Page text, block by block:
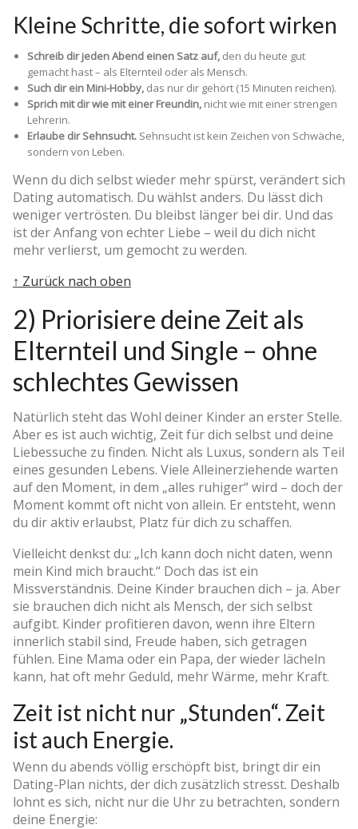
Kleine Schritte, die sofort wirken
Schreib dir jeden Abend einen Satz auf, den du heute gut
gemacht hast – als Elternteil oder als Mensch.
Such dir ein Mini-Hobby, das nur dir gehört (15 Minuten reichen).
Sprich mit dir wie mit einer Freundin, nicht wie mit einer strengen
Lehrerin.
Erlaube dir Sehnsucht. Sehnsucht ist kein Zeichen von Schwäche,
sondern von Leben.
Wenn du dich selbst wieder mehr spürst, verändert sich
Dating automatisch. Du wählst anders. Du lässt dich
weniger vertrösten. Du bleibst länger bei dir. Und das
ist der Anfang von echter Liebe – weil du dich nicht
mehr verlierst, um gemocht zu werden.
↑ Zurück nach oben
2) Priorisiere deine Zeit als
Elternteil und Single – ohne
schlechtes Gewissen
Natürlich steht das Wohl deiner Kinder an erster Stelle.
Aber es ist auch wichtig, Zeit für dich selbst und deine
Liebessuche zu finden. Nicht als Luxus, sondern als Teil
eines gesunden Lebens. Viele Alleinerziehende warten
auf den Moment, in dem „alles ruhiger“ wird – doch der
Moment kommt oft nicht von allein. Er entsteht, wenn
du dir aktiv erlaubst, Platz für dich zu schaffen.
Vielleicht denkst du: „Ich kann doch nicht daten, wenn
mein Kind mich braucht.“ Doch das ist ein
Missverständnis. Deine Kinder brauchen dich – ja. Aber
sie brauchen dich nicht als Mensch, der sich selbst
aufgibt. Kinder profitieren davon, wenn ihre Eltern
innerlich stabil sind, Freude haben, sich getragen
fühlen. Eine Mama oder ein Papa, der wieder lächeln
kann, hat oft mehr Geduld, mehr Wärme, mehr Kraft.
Zeit ist nicht nur „Stunden“. Zeit
ist auch Energie.
Wenn du abends völlig erschöpft bist, bringt dir ein
Dating-Plan nichts, der dich zusätzlich stresst. Deshalb
lohnt es sich, nicht nur die Uhr zu betrachten, sondern
deine Energie: